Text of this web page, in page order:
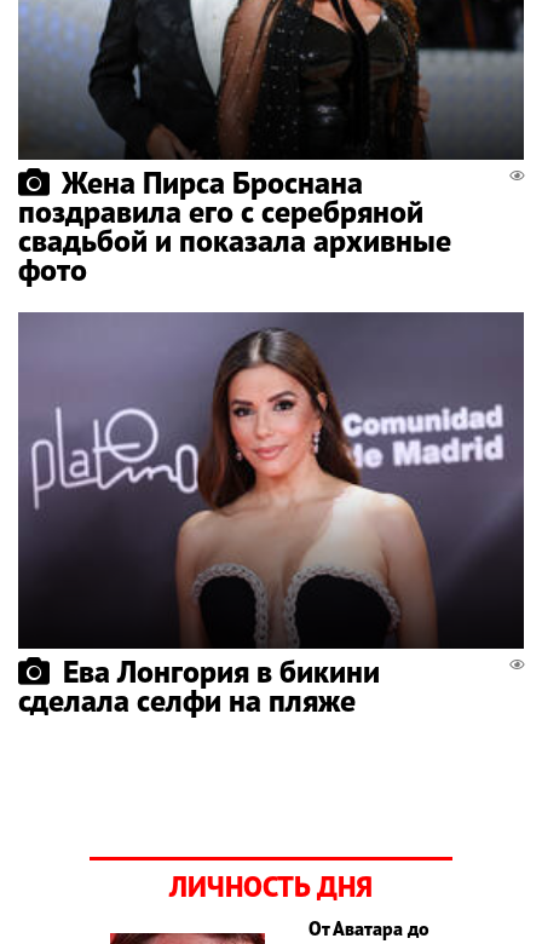
Жена Пирса Броснана
поздравила его с серебряной
свадьбой и показала архивные
фото
Ева Лонгория в бикини
сделала селфи на пляже
ЛИЧНОСТЬ ДНЯ
От Аватара до